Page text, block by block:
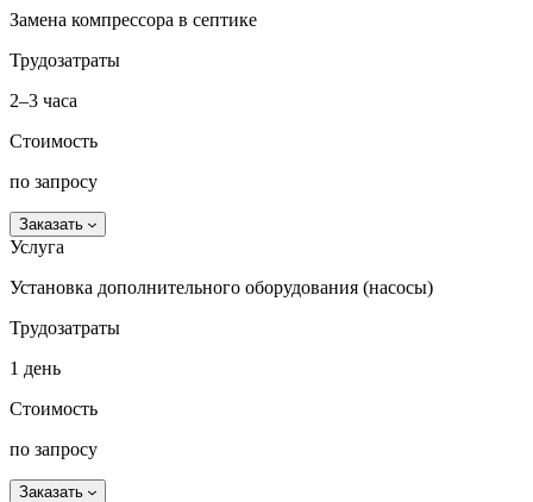
Замена компрессора в септике
Трудозатраты
2–3 часа
Стоимость
по запросу
Заказать
Услуга
Установка дополнительного оборудования (насосы)
Трудозатраты
1 день
Стоимость
по запросу
Заказать